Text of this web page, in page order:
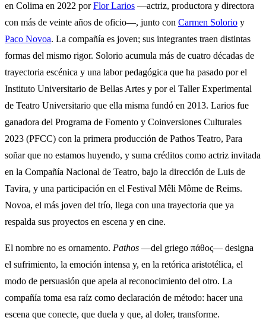
en Colima en 2022 porFlor Larios —actriz, productora y directora
con más de veinte años de oficio—, junto con Carmen Solorio y
Paco Novoa. La compañía es joven; sus integrantes traen distintas
formas del mismo rigor. Solorio acumula más de cuatro décadas de
trayectoria escénica y una labor pedagógica que ha pasado por el
Instituto Universitario de Bellas Artes y por el Taller Experimental
de Teatro Universitario que ella misma fundó en 2013. Larios fue
ganadora del Programa de Fomento y Coinversiones Culturales
2023 (PFCC) con la primera producción de Pathos Teatro, Para
soñar que no estamos huyendo, y suma créditos como actriz invitada
en la Compañía Nacional de Teatro, bajo la dirección de Luis de
Tavira, y una participación en el Festival Mêli Môme de Reims.
Novoa, el más joven del trío, llega con una trayectoria que ya
respalda sus proyectos en escena y en cine.
El nombre no es ornamento. Pathos —del griego πάθος— designa
el sufrimiento, la emoción intensa y, en la retórica aristotélica, el
modo de persuasión que apela al reconocimiento del otro. La
compañía toma esa raíz como declaración de método: hacer una
escena que conecte, que duela y que, al doler, transforme.